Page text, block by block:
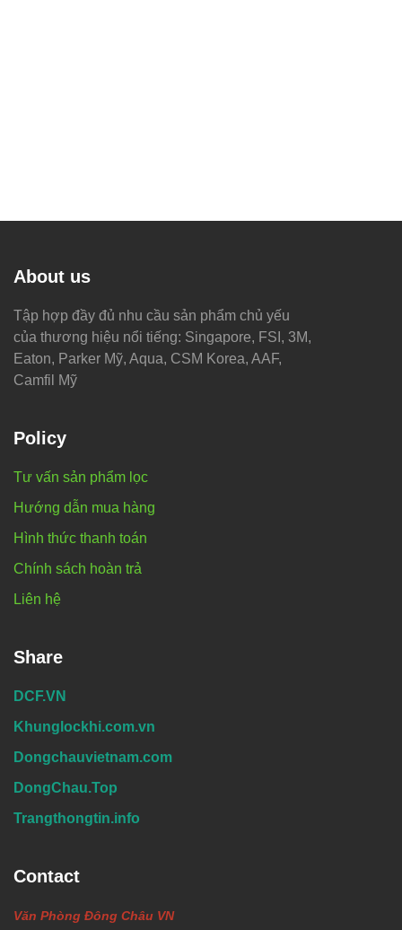
About us
Tập hợp đầy đủ nhu cầu sản phẩm chủ yếu
của thương hiệu nổi tiếng: Singapore, FSI, 3M,
Eaton, Parker Mỹ, Aqua, CSM Korea, AAF,
Camfil Mỹ
Policy
Tư vấn sản phẩm lọc
Hướng dẫn mua hàng
Hình thức thanh toán
Chính sách hoàn trả
Liên hệ
Share
DCF.VN
Khunglockhi.com.vn
Dongchauvietnam.com
DongChau.Top
Trangthongtin.info
Contact
Văn Phòng Đông Châu VN